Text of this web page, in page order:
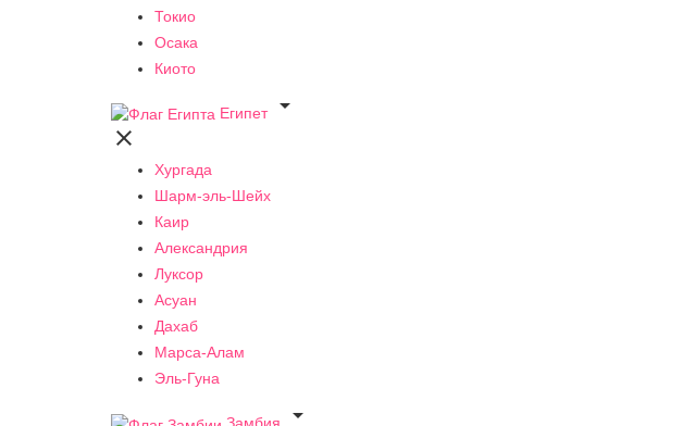
Токио
Осака
Киото
Египет


Хургада
Шарм-эль-Шейх
Каир
Александрия
Луксор
Асуан
Дахаб
Марса-Алам
Эль-Гуна
